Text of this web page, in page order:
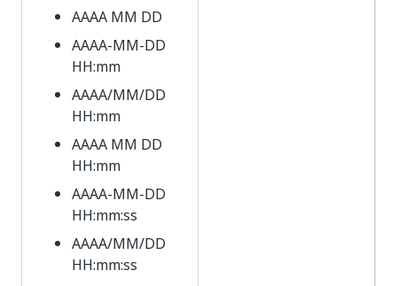
AAAA MM DD
AAAA-MM-DD
HH:mm
AAAA/MM/DD
HH:mm
AAAA MM DD
HH:mm
AAAA-MM-DD
HH:mm:ss
AAAA/MM/DD
HH:mm:ss